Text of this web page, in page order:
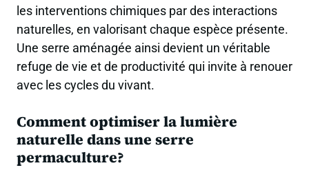
les interventions chimiques par des interactions
naturelles, en valorisant chaque espèce présente.
Une serre aménagée ainsi devient un véritable
refuge de vie et de productivité qui invite à renouer
avec les cycles du vivant.
Comment optimiser la lumière
naturelle dans une serre
permaculture?